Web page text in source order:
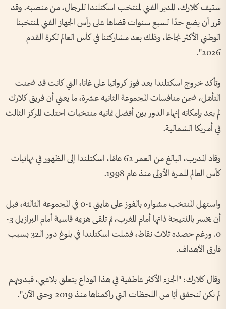
ستيف كلارك، المدير الفني لمنتخب اسكتلندا للرجال، من منصبه. وقد
قرر أن يضع حدًا لسبع سنوات قضاها على رأس الجهاز الفني لمنتخبنا
الوطني الأكثر نجاحًا، وذلك بعد مشاركتنا في كأس العالم لكرة القدم
2026".
وتأكد خروج اسكتلندا بعد فوز كرواتيا على غانا، التي كانت قد ضمنت
التأهل، ضمن منافسات المجموعة الثانية عشرة، ما يعني أن فريق كلارك
لم يعد بإمكانه إنهاء الدور بين أفضل ثمانية منتخبات احتلت المركز الثالث
في أمريكا الشمالية.
وقاد المدرب، البالغ من العمر 62 عامًا، اسكتلندا إلى الظهور في نهائيات
كأس العالم للمرة الأولى منذ عام 1998.
واستهل المنتخب مشواره بالفوز على هايتي 1-0 في المجموعة الثالثة، قبل
أن يخسر بالنتيجة ذاتها أمام المغرب، ثم تلقى هزيمة قاسية أمام البرازيل 3-
0. ورغم حصده ثلاث نقاط، فشلت اسكتلندا في بلوغ دور الـ32 بسبب
فارق الأهداف.
وقال كلارك: "الجزء الأكثر عاطفية في هذا الوداع يتعلق بلاعبي، فبدونهم
لم نكن لنحقق أيًا من اللحظات التي راكمناها منذ 2019 وحتى الآن".